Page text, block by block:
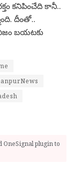
కనిపించేది కానీ..
దీంతో..
బయటకు
OneSignal plugin to